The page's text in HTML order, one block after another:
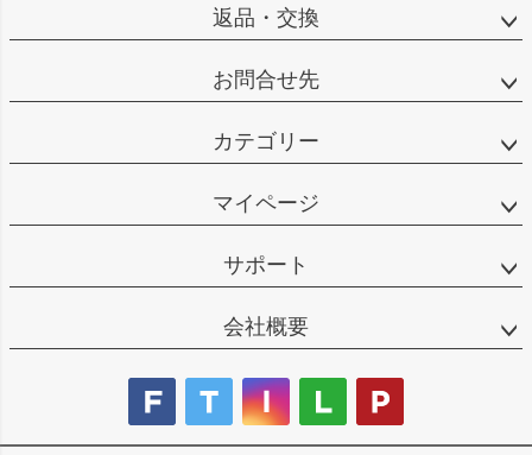
返品・交換
お問合せ先
カテゴリー
マイページ
サポート
会社概要